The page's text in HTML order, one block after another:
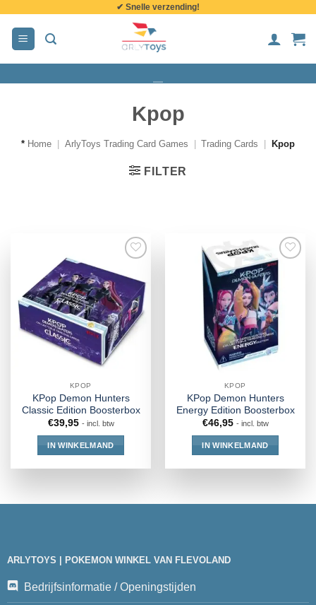
inhoud
✔ Snelle verzending!
Kpop
* Home ArlyToys Trading Card Games Trading Cards Kpop
FILTER
KPOP
KPop Demon Hunters
Classic Edition Boosterbox
€39,95 - incl. btw
IN WINKELMAND
KPOP
KPop Demon Hunters
Energy Edition Boosterbox
€46,95 - incl. btw
IN WINKELMAND
ARLYTOYS | POKEMON WINKEL VAN FLEVOLAND
Bedrijfsinformatie / Openingstijden